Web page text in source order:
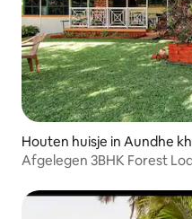
Houten huisje in Aundhe
Afgelegen 3BHK Forest